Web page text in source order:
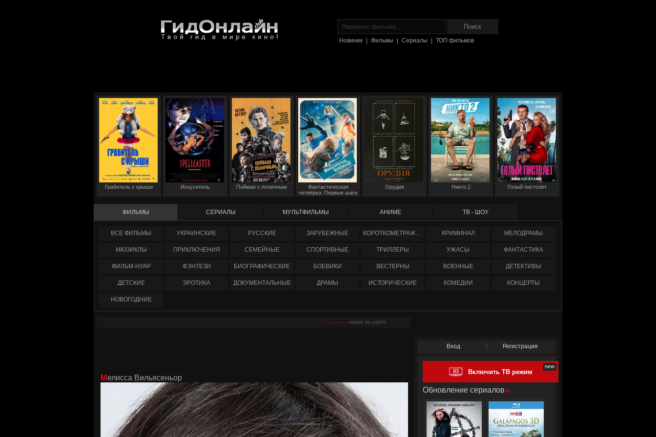
Новинки Фильмы Сериалы ТОП фильмов
Грабитель с крыши Искуситель Пойман с поличным
Фантастическая
четвёрка: Первые шаги
Орудия Никто 2 Голый пистолет
ФИЛЬМЫ СЕРИАЛЫ МУЛЬТФИЛЬМЫ АНИМЕ ТВ - ШОУ
ФИЛЬМЫ УКРАИНCКИЕ РУССКИЕ ЗАРУБЕЖНЫЕ КОРОТКОМЕТРАЖНЫЕ КРИМИНАЛ МЕЛОДРАМЫ
МЮЗИКЛЫ ПРИКЛЮЧЕНИЯ СЕМЕЙНЫЕ СПОРТИВНЫЕ ТРИЛЛЕРЫ УЖАСЫ ФАНТАСТИКА
ФИЛЬМ-НУАР ФЭНТЕЗИ БИОГРАФИЧЕСКИЕ БОЕВИКИ ВЕСТЕРНЫ ВОЕННЫЕ ДЕТЕКТИВЫ
ДЕТСКИЕ ЭРОТИКА ДОКУМЕНТАЛЬНЫЕ ДРАМЫ ИСТОРИЧЕСКИЕ КОМЕДИИ КОНЦЕРТЫ
НОВОГОДНИЕ
новое на сайте
Мелисса Вильясеньор
Вход Регистрация
Включить ТВ режим
Обновление сериалов